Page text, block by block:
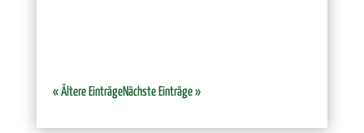
« Ältere EinträgeNächste Einträge »